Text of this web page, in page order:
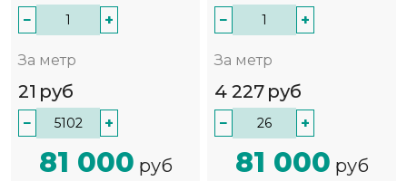
− +
За метр
21 руб
− +
81 000 руб
− +
За метр
4 227 руб
− +
81 000 руб